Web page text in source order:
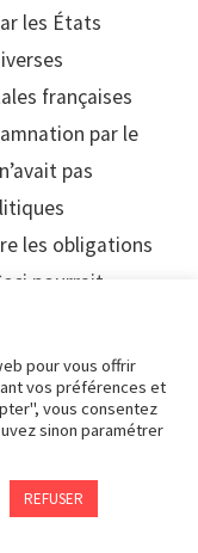
les États
françaises
par le
pas
les obligations
pourrait
du recours
amène le
majeures
le climat, et
restent en
pour vous offrir
vos préférences et
vous consentez
sinon paramétrer
REFUSER